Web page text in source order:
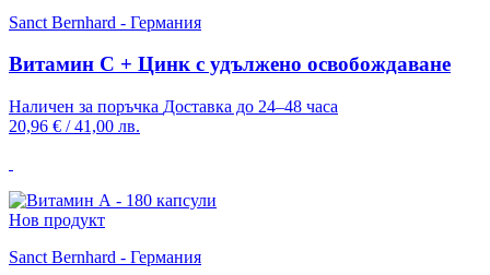
Sanct Bernhard - Германия
Витамин С + Цинк с удължено освобождаване
Наличен за поръчка Доставка до 24–48 часа
20,96 € / 41,00 лв.
Нов продукт
Sanct Bernhard - Германия